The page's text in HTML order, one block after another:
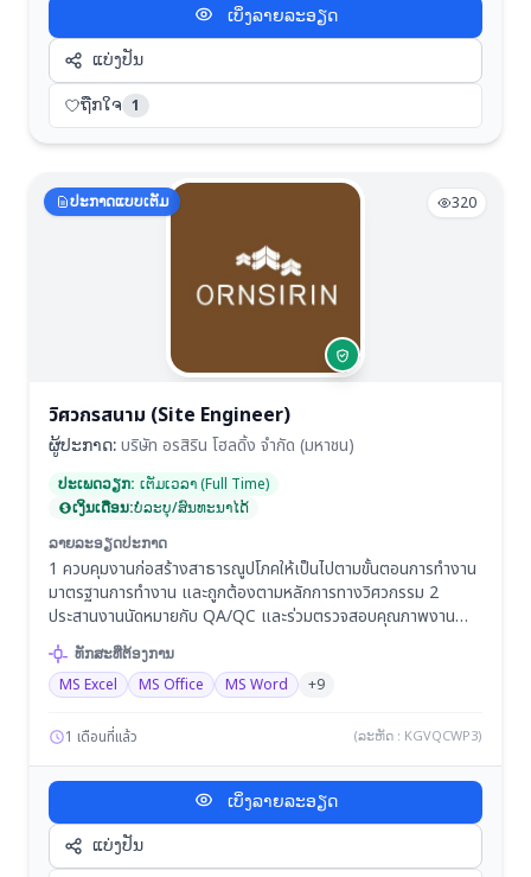
และผู้รับเหมา เพื่อแก้ไขปัญหาและพัฒนางานออกแบบให้สอดคล้อง
กับเป้าหมายของโครงการ
ເບິ່ງລາຍລະອຽດ
ແບ່ງປັນ
ຖືກໃຈ 1
ປະກາດແບບເຕັມ 320
วิศวกรสนาม (Site Engineer)
ຜູ້ປະກາດ:บริษัท อรสิริน โฮลดิ้ง จำกัด (มหาชน)
ປະເພດວຽກ: ເຕັມເວລາ (Full Time)
ເງິນເດືອນ:ບໍ່ລະບຸ/ສົນທະນາໄດ້
ລາຍລະອຽດປະກາດ
1 ควบคุมงานก่อสร้างสาธารณูปโภคให้เป็นไปตามขั้นตอนการทำงาน
มาตรฐานการทำงาน และถูกต้องตามหลักการทางวิศวกรรม 2
ประสานงานนัดหมายกับ QA/QC และร่วมตรวจสอบคุณภาพงาน
สาธารณูปโภคทุกหมวดงาน 3 ตรวจสอบและนำเสนอ ตั้งเบิกงวด
งานสาธารณูปโภคได้ปริมาณและคุณภาพตามที่บริษัทกำหนด 4 ตรวจ
สอบและควบคุม ด้านความปลอดภัยและชีวอนามัยในการทำงานและ
ตามแบบหรือตามรายการวัสดุที่กำหนด 6 ตรวจรับรายการ นำเสนอ
สัญญาหรือใบสั่งซื้อ 7 ส่งมอบสินค้าที่มีคุณภาพ เก็บงานตามรายการ
แก้ไขภายในระยะเวลาที่กำหนด
ທັກສະທີ່ຕ້ອງການ
MS Excel
MS Office MS Word +9
1 เดือนที่แล้ว (ລະຫັດ : KGVQCWP3)
ເບິ່ງລາຍລະອຽດ
ແບ່ງປັນ